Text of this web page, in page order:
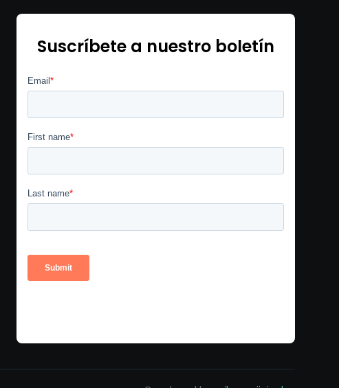
Suscríbete a nuestro boletín